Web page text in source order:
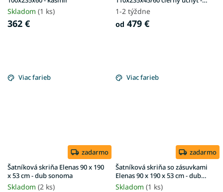
Skladom (1 ks)
362 €
kašmír
1-2 týždne
od 479 €
Viac farieb
zadarmo
Šatníková skriňa Elenas 90 x 190
x 53 cm - dub sonoma
Skladom (2 ks)
Viac farieb
zadarmo
Šatníková skriňa so zásuvkami
Elenas 90 x 190 x 53 cm - dub
sonoma
Skladom (1 ks)